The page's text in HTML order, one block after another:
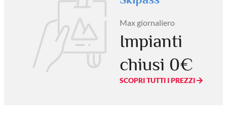
Max giornaliero
Impianti
chiusi 0€
SCOPRI TUTTI I PREZZI